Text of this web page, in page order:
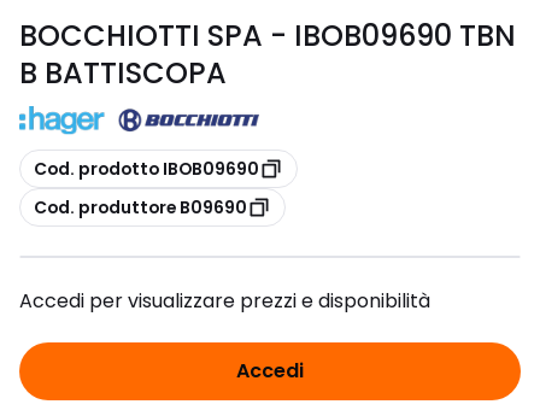
BOCCHIOTTI SPA - IBOB09690 TBN
B BATTISCOPA
copia
Cod. prodotto IBOB09690
copia
Cod. produttore B09690
Accedi per visualizzare prezzi e disponibilità
Accedi